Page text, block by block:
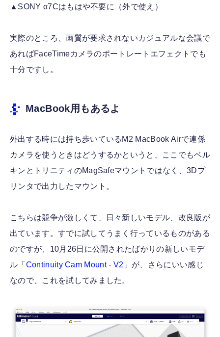
▲SONY α7Cはもはや不要に（外で使え）
実際のところ、画質が要求されないカジュアルな会議で
あればFaceTimeカメラのポートレートエフェクトでも
十分ですし。
MacBook用もあるよ
外出する時には持ち歩いているM2 MacBook Airで連係
カメラを使うときはどうするかというと、ここでもベル
キンとトリニティのMagSafeマウントではなく、3Dプ
リンタで出力したマウント。
こちらは競争が激しくて、日々新しいモデル、改良版が
出ています。すでに試してうまく行っているものがある
のですが、10月26日に公開されたばかりの新しいモデ
ル「 Continuity Cam Mount - V2 」が、さらにいい感じ
なので、これを試してみました。